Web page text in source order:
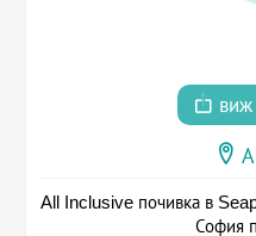
виж
All Inclusive почивка в
София